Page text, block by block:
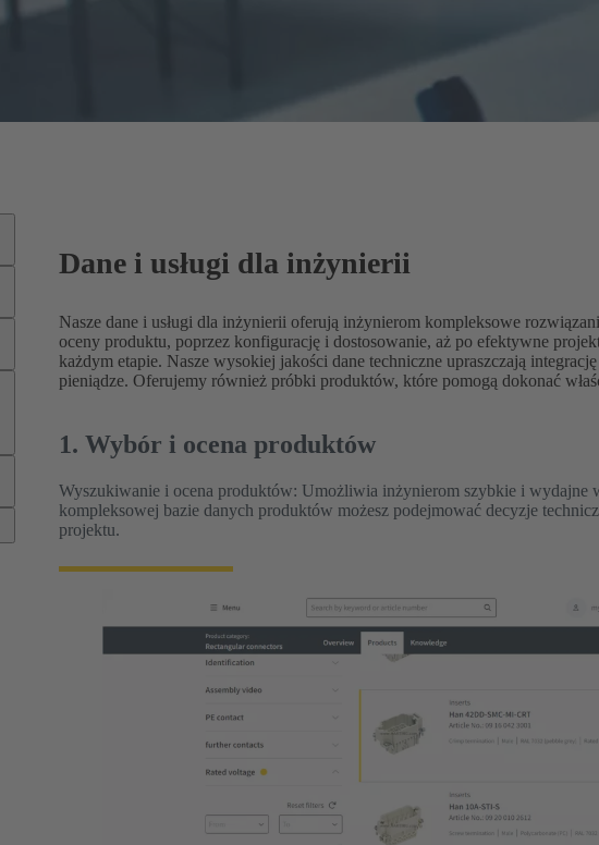
Dane i usługi dla inżynierii
Nasze dane i usługi dla inżynierii oferują inżynierom kompleksowe
oceny produktu, poprzez konfigurację i dostosowanie, aż po efektywne
każdym etapie. Nasze wysokiej jakości dane techniczne upraszczają
pieniądze. Oferujemy również próbki produktów, które pomogą dokonać
1. Wybór i ocena produktów
Wyszukiwanie i ocena produktów: Umożliwia inżynierom szybkie i wydajne
kompleksowej bazie danych produktów możesz podejmować decyzje
projektu.